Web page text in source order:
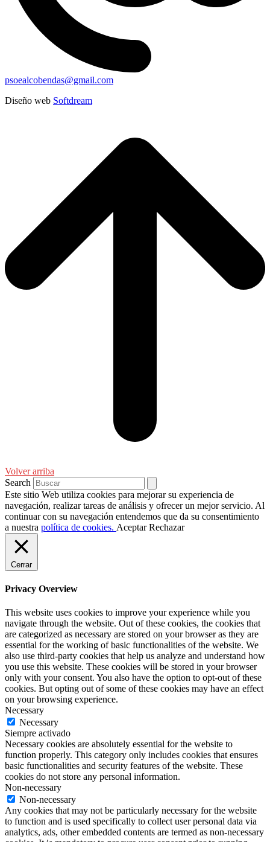
psoealcobendas@gmail.com
Diseño web Softdream
Volver arriba
Search
Este sitio Web utiliza cookies para mejorar su experiencia de
navegación, realizar tareas de análisis y ofrecer un mejor servicio. Al
continuar con su navegación entendemos que da su consentimiento
a nuestra política de cookies. Aceptar Rechazar
Cerrar
Privacy Overview
This website uses cookies to improve your experience while you
navigate through the website. Out of these cookies, the cookies that
are categorized as necessary are stored on your browser as they are
essential for the working of basic functionalities of the website. We
also use third-party cookies that help us analyze and understand how
you use this website. These cookies will be stored in your browser
only with your consent. You also have the option to opt-out of these
cookies. But opting out of some of these cookies may have an effect
on your browsing experience.
Necessary
Necessary
Siempre activado
Necessary cookies are absolutely essential for the website to
function properly. This category only includes cookies that ensures
basic functionalities and security features of the website. These
cookies do not store any personal information.
Non-necessary
Non-necessary
Any cookies that may not be particularly necessary for the website
to function and is used specifically to collect user personal data via
analytics, ads, other embedded contents are termed as non-necessary